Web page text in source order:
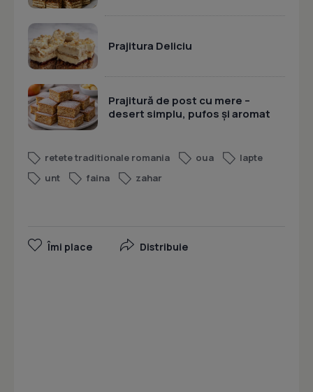
Prajitura Deliciu
Prajitură de post cu mere –
desert simplu, pufos și aromat
retete traditionale romania oua
lapte
unt
faina zahar
Îmi place Distribuie